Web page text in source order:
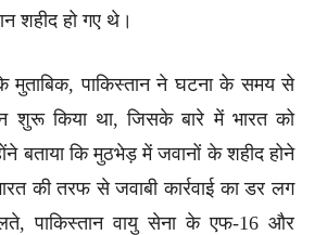
शहीद हो गए थे।
मुताबिक, पाकिस्तान ने घटना के समय से
शुरू किया था, जिसके बारे में भारत को
बताया कि मुठभेड़ में जवानों के शहीद होने
की तरफ से जवाबी कार्रवाई का डर लग
पाकिस्तान वायु सेना के एफ-16 और